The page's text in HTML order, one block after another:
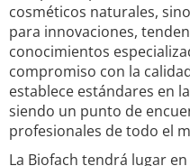
cosméticos naturales,
para innovaciones,
conocimientos
compromiso con la
establece estándares en
siendo un punto de
profesionales de todo el
La Biofach tendrá lugar